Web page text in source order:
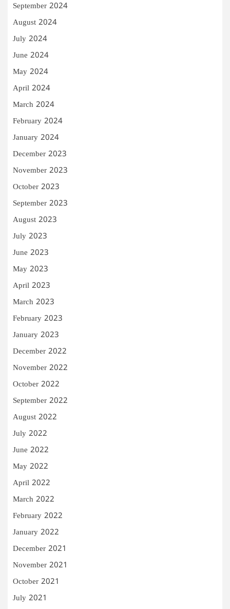
September 2024
August 2024
July 2024
June 2024
May 2024
April 2024
March 2024
February 2024
January 2024
December 2023
November 2023
October 2023
September 2023
August 2023
July 2023
June 2023
May 2023
April 2023
March 2023
February 2023
January 2023
December 2022
November 2022
October 2022
September 2022
August 2022
July 2022
June 2022
May 2022
April 2022
March 2022
February 2022
January 2022
December 2021
November 2021
October 2021
July 2021